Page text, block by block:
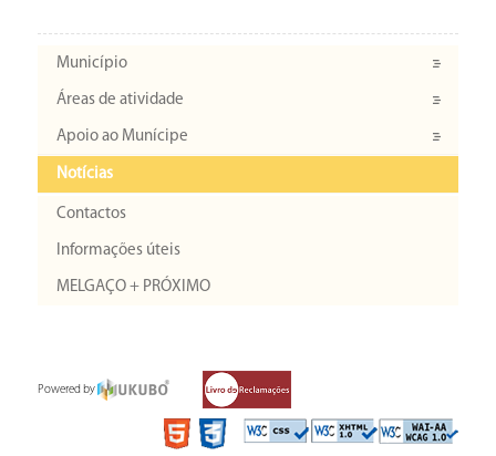
Município
Áreas de atividade
Apoio ao Munícipe
Notícias
Contactos
Informações úteis
MELGAÇO + PRÓXIMO
Powered by